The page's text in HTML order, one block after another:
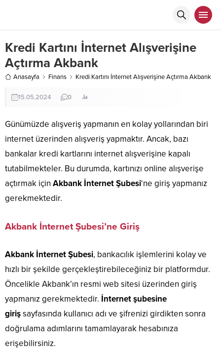
Kredi Kartını İnternet Alışverişine
Açtırma Akbank
Anasayfa Finans Kredi Kartını İnternet Alışverişine Açtırma Akbank
15.05.2024 0
Günümüzde alışveriş yapmanın en kolay yollarından biri
internet üzerinden alışveriş yapmaktır. Ancak, bazı
bankalar kredi kartlarını internet alışverişine kapalı
tutabilmekteler. Bu durumda, kartınızı online alışverişe
açtırmak için Akbank İnternet Şubesi‘ne giriş yapmanız
gerekmektedir.
Akbank İnternet Şubesi’ne Giriş
Akbank İnternet Şubesi, bankacılık işlemlerini kolay ve
hızlı bir şekilde gerçekleştirebileceğiniz bir platformdur.
Öncelikle Akbank’ın resmi web sitesi üzerinden giriş
yapmanız gerekmektedir. İnternet şubesine
girişsayfasında kullanıcı adı ve şifrenizi girdikten sonra
doğrulama adımlarını tamamlayarak hesabınıza
erişebilirsiniz.